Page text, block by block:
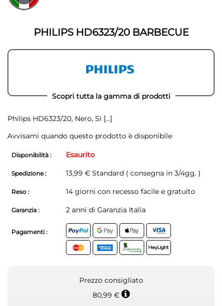
della
galleria
immaginiPHILIPS HD6323/20 BARBECUE
Scopri tutta la gamma di prodotti
Philips HD6323/20, Nero, Sì [...]
Avvisami quando questo prodotto è disponibile
Disponibilità : Esaurito
Spedizione : 13,99 € Standard ( consegna in 3/4gg. )
Reso : 14 giorni con recesso facile e gratuito
Garanzia : 2 anni di Garanzia Italia
Pagamenti :
Prezzo consigliato
80,99 €